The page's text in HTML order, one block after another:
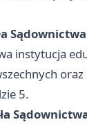
instytucja
5.